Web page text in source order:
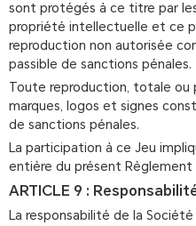
sont protégés à ce titre par
propriété intellectuelle et ce
reproduction non autorisée
passible de sanctions pénales.
Toute reproduction, totale ou
marques, logos et signes
de sanctions pénales.
La participation à ce Jeu
entière du présent Règlement
ARTICLE 9 :
La responsabilité de la